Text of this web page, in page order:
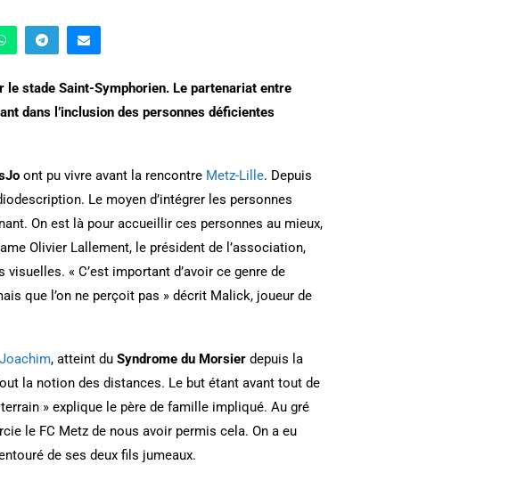
stade Saint-Symphorien. Le partenariat entre
dans l’inclusion des personnes déficientes
ont pu vivre avant la rencontre Metz-Lille. Depuis
Le moyen d’intégrer les personnes
On est là pour accueillir ces personnes au mieux,
Olivier Lallement, le président de l’association,
« C’est important d’avoir ce genre de
que l’on ne perçoit pas » décrit Malick, joueur de
Joachim, atteint du Syndrome du Morsier depuis la
la notion des distances. Le but étant avant tout de
» explique le père de famille impliqué. Au gré
le FC Metz de nous avoir permis cela. On a eu
de ses deux fils jumeaux.